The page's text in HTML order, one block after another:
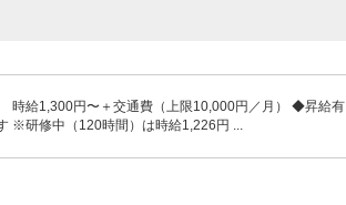
時給1,300円〜＋交通費（上限10,000円／月） ◆昇給有
※研修中（120時間）は時給1,226円 ...